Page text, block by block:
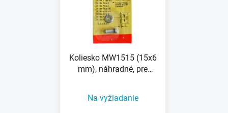
Koliesko MW1515 (15x6
mm), náhradné, pre
Na vyžiadanie